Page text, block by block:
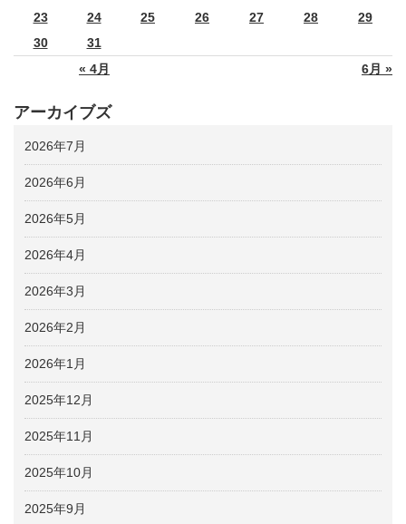
« 4月 6月 »
23
24 25 26 27 28
29
30
31
アーカイブズ
2026年7月
2026年6月
2026年5月
2026年4月
2026年3月
2026年2月
2026年1月
2025年12月
2025年11月
2025年10月
2025年9月